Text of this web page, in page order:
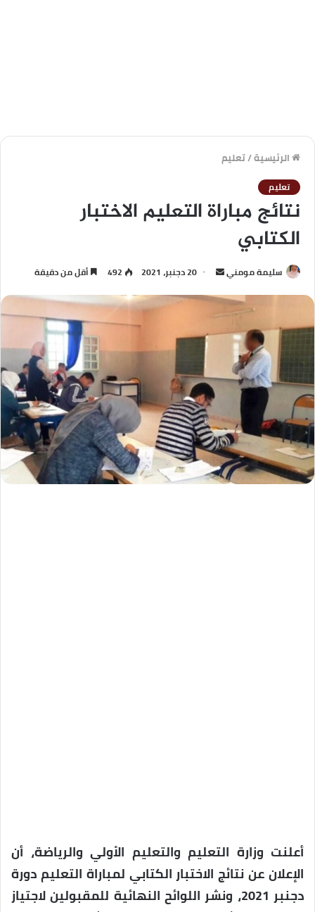
الرئيسية/تعليم
تعليم
نتائج مباراة التعليم الاختبار
الكتابي
سليمة مومني 20 دجنبر، 2021 492 أقل من دقيقة
أعلنت وزارة التعليم والتعليم الأولي والرياضة، أن
الإعلان عن نتائج الاختبار الكتابي لمباراة التعليم دورة
دجنبر 2021، ونشر اللوائح النهائية للمقبولين لاجتياز